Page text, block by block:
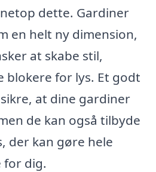
dette. Gardiner
en helt ny dimension,
at skabe stil,
blokere for lys. Et godt
at dine gardiner
de kan også tilbyde
der kan gøre hele
for dig.